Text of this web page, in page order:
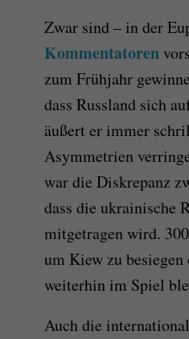
Zwar sind – in der
Kommentatoren
zum Frühjahr
dass Russland sich
äußert er immer
Asymmetrien
war die Diskrepanz
dass die ukrainische
mitgetragen wird.
um Kiew zu besiegen
weiterhin im Spiel
Auch die